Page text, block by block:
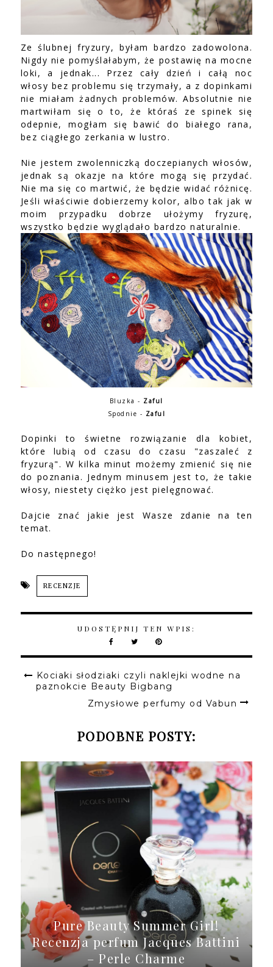
Ze ślubnej fryzury, byłam bardzo zadowolona.
Nigdy nie pomyślałabym, że postawię na mocne
loki, a jednak... Przez cały dzień i całą noc
włosy bez problemu się trzymały, a z dopinkami
nie miałam żadnych problemów. Absolutnie nie
martwiłam się o to, że któraś ze spinek się
odepnie, mogłam się bawić do białego rana,
bez ciągłego zerkania w lustro.
Nie jestem zwolenniczką doczepianych włosów,
jednak są okazje na które mogą się przydać.
Nie ma się co martwić, że będzie widać różnicę.
Jeśli właściwie dobierzemy kolor, albo tak jak w
moim przypadku dobrze ułożymy fryzurę,
wszystko będzie wyglądało bardzo naturalnie.
Bluzka - Zaful
Spodnie - Zaful
Dopinki to świetne rozwiązanie dla kobiet,
które lubią od czasu do czasu "zaszaleć z
fryzurą". W kilka minut możemy zmienić się nie
do poznania. Jednym minusem jest to, że takie
włosy, niestety ciężko jest pielęgnować.
Dajcie znać jakie jest Wasze zdanie na ten
temat.
Do następnego!
RECENZJE
UDOSTĘPNIJ TEN WPIS:
Kociaki słodziaki czyli naklejki wodne na
paznokcie Beauty Bigbang
Zmysłowe perfumy od Vabun
PODOBNE POSTY:
Pure Beauty Summer Girl!
Recenzja perfum Jacques Battini
– Perle Charme